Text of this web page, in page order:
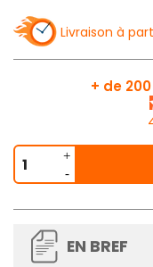
Livraison à
+ de
EN BREF